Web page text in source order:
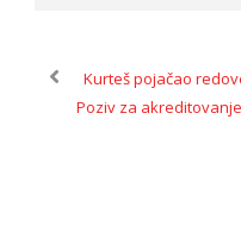
Kurteš pojačao
Poziv za